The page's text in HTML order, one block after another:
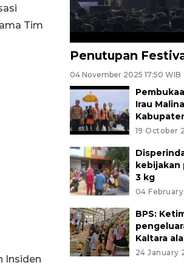
Tim
Insiden
Penutupan
04 November 2025 17:50 WIB
Irau
19 October
kebijakan
3 kg
04
BPS:
Kaltara
24 January